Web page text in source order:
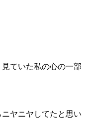
ていた私の心の一部
ヤニヤしてたと思い